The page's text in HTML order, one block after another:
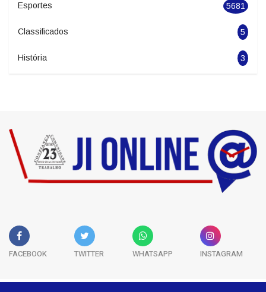
Esportes 5681
Classificados 5
História 3
FACEBOOK TWITTER WHATSAPP INSTAGRAM